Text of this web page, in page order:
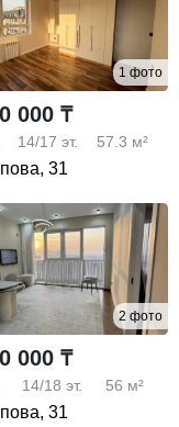
1 фото
000 ₸
14/17 эт. 57.3 м²
31
2 фото
000 ₸
14/18 эт. 56 м²
31